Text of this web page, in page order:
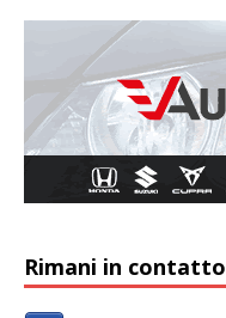
Rimani in contatto